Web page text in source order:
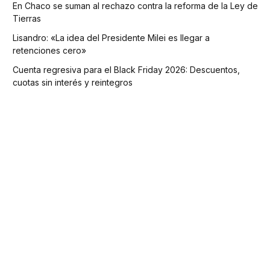
En Chaco se suman al rechazo contra la reforma de la Ley de
Tierras
Lisandro: «La idea del Presidente Milei es llegar a
retenciones cero»
Cuenta regresiva para el Black Friday 2026: Descuentos,
cuotas sin interés y reintegros